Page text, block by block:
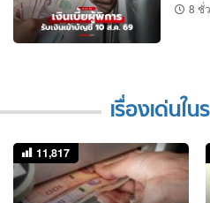
8 ชั่
เรื่องเด่นใ
11,817